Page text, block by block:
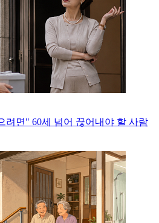
려면" 60세 넘어 끊어내야 할 사람